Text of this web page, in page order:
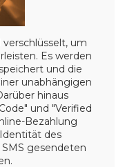
um
Es werden
und die
unabhängigen
hinaus
und "Verified
Bezahlung
des
gesendeten